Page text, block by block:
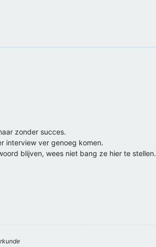
zonder succes.
interview ver genoeg komen.
blijven, wees niet bang ze hier te stellen.